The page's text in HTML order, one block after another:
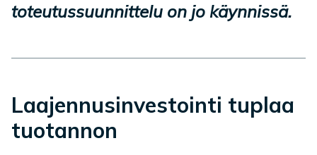
toteutussuunnittelu on jo käynnissä.
Laajennusinvestointi tuplaa
tuotannon